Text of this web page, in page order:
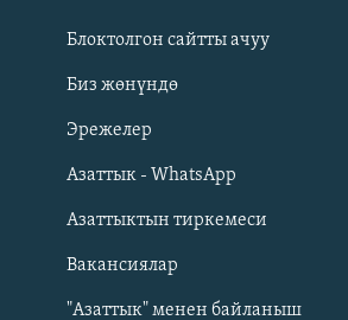
Русский
ОНЛАЙН ШЕРИНЕ
Блоктолгон сайтты ачуу
Биз жөнүндө
Эрежелер
Азаттык - WhatsApp
Азаттыктын тиркемеси
Вакансиялар
"Азаттык" менен байланыш